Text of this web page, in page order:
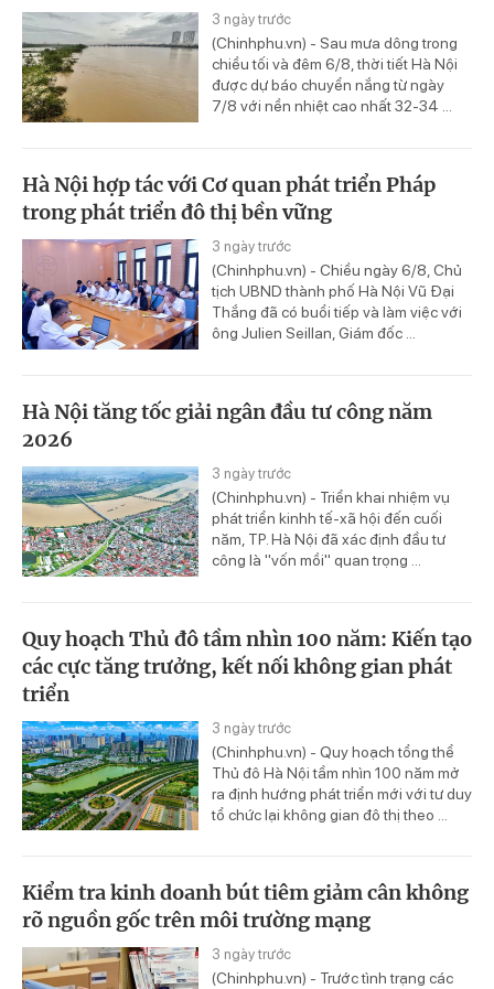
3 ngày trước
(Chinhphu.vn) - Sau mưa dông trong
chiều tối và đêm 6/8, thời tiết Hà Nội
được dự báo chuyển nắng từ ngày
7/8 với nền nhiệt cao nhất 32-34 ...
Hà Nội hợp tác với Cơ quan phát triển Pháp
trong phát triển đô thị bền vững
3 ngày trước
(Chinhphu.vn) - Chiều ngày 6/8, Chủ
tịch UBND thành phố Hà Nội Vũ Đại
Thắng đã có buổi tiếp và làm việc với
ông Julien Seillan, Giám đốc ...
Hà Nội tăng tốc giải ngân đầu tư công năm
2026
3 ngày trước
(Chinhphu.vn) - Triển khai nhiệm vụ
phát triển kinhh tế-xã hội đến cuối
năm, TP. Hà Nội đã xác định đầu tư
công là "vốn mồi" quan trọng ...
Quy hoạch Thủ đô tầm nhìn 100 năm: Kiến tạo
các cực tăng trưởng, kết nối không gian phát
triển
3 ngày trước
(Chinhphu.vn) - Quy hoạch tổng thể
Thủ đô Hà Nội tầm nhìn 100 năm mở
ra định hướng phát triển mới với tư duy
tổ chức lại không gian đô thị theo ...
Kiểm tra kinh doanh bút tiêm giảm cân không
rõ nguồn gốc trên môi trường mạng
3 ngày trước
(Chinhphu.vn) - Trước tình trạng các